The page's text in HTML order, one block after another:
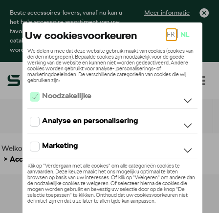
Beste accessoires-lovers, vanaf nu kan u
het hele accessoire assortiment van uw
favoriete merk terugvinden in de online
catalogus. Deze kunnen steeds besteld
worden via uw dealer.
Meer informatie
Toggle navigation
Welkom > Voor uw Škoda
Active Collectie
> Accessoires
Geen model geselecteerd (Alles weergeven)